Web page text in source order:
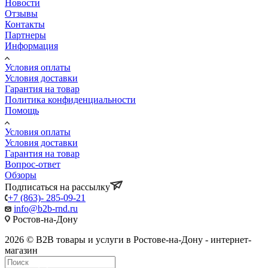
Новости
Отзывы
Контакты
Партнеры
Информация
Условия оплаты
Условия доставки
Гарантия на товар
Политика конфиденциальности
Помощь
Условия оплаты
Условия доставки
Гарантия на товар
Вопрос-ответ
Обзоры
Подписаться на рассылку
+7 (863)- 285-09-21
info@b2b-rnd.ru
Ростов-на-Дону
2026 © B2B товары и услуги в Ростове-на-Дону - интернет-
магазин